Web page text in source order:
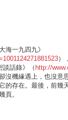
海一九四九》
）
談話錄》（http://
沒機緣遇上，也沒意
的存在。最後，前幾
頁。